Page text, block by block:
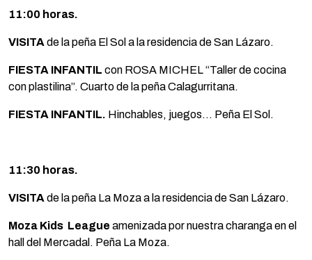
11:00 horas.
VISITA de la peña El Sol a la residencia de San Lázaro.
FIESTA INFANTIL con ROSA MICHEL “Taller de cocina
con plastilina”. Cuarto de la peña Calagurritana.
FIESTA INFANTIL. Hinchables, juegos… Peña El Sol.
11:30 horas.
VISITA de la peña La Moza a la residencia de San Lázaro.
Moza Kids League amenizada por nuestra charanga en el
hall del Mercadal. Peña La Moza.